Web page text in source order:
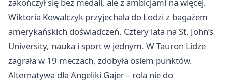
zakończył się bez medali, ale z ambicjami na więcej.
Wiktoria Kowalczyk przyjechała do Łodzi z bagażem
amerykańskich doświadczeń. Cztery lata na St. John’s
University, nauka i sport w jednym. W Tauron Lidze
zagrała w 19 meczach, zdobyła osiem punktów.
Alternatywa dla Angeliki Gajer – rola nie do